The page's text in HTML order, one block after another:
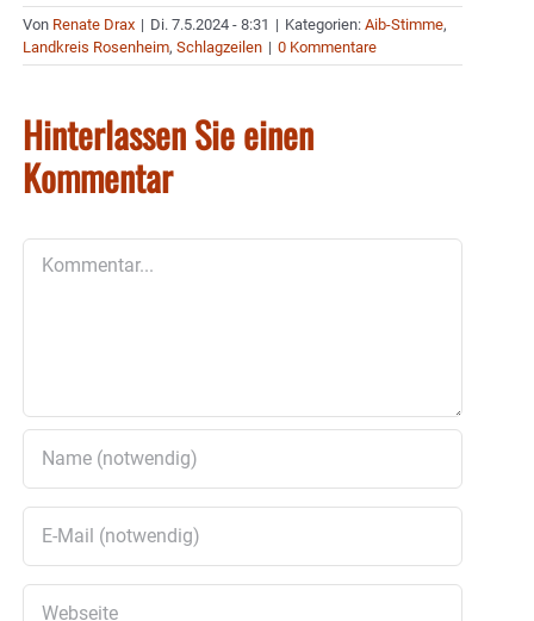
Von Renate Drax | Di. 7.5.2024 - 8:31 | Kategorien: Aib-Stimme,
Landkreis Rosenheim, Schlagzeilen | 0 Kommentare
Hinterlassen Sie einen
Kommentar